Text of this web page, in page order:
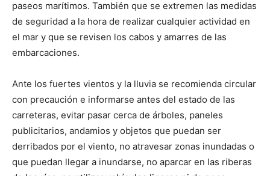
paseos marítimos. También que se extremen las medidas
de seguridad a la hora de realizar cualquier actividad en
el mar y que se revisen los cabos y amarres de las
embarcaciones.
Ante los fuertes vientos y la lluvia se recomienda circular
con precaución e informarse antes del estado de las
carreteras, evitar pasar cerca de árboles, paneles
publicitarios, andamios y objetos que puedan ser
derribados por el viento, no atravesar zonas inundadas o
que puedan llegar a inundarse, no aparcar en las riberas